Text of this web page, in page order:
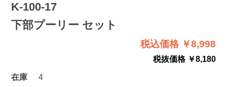
K-100-17
下部プーリー セット
税込価格 ￥8,998
税抜価格 ￥8,180
在庫
4